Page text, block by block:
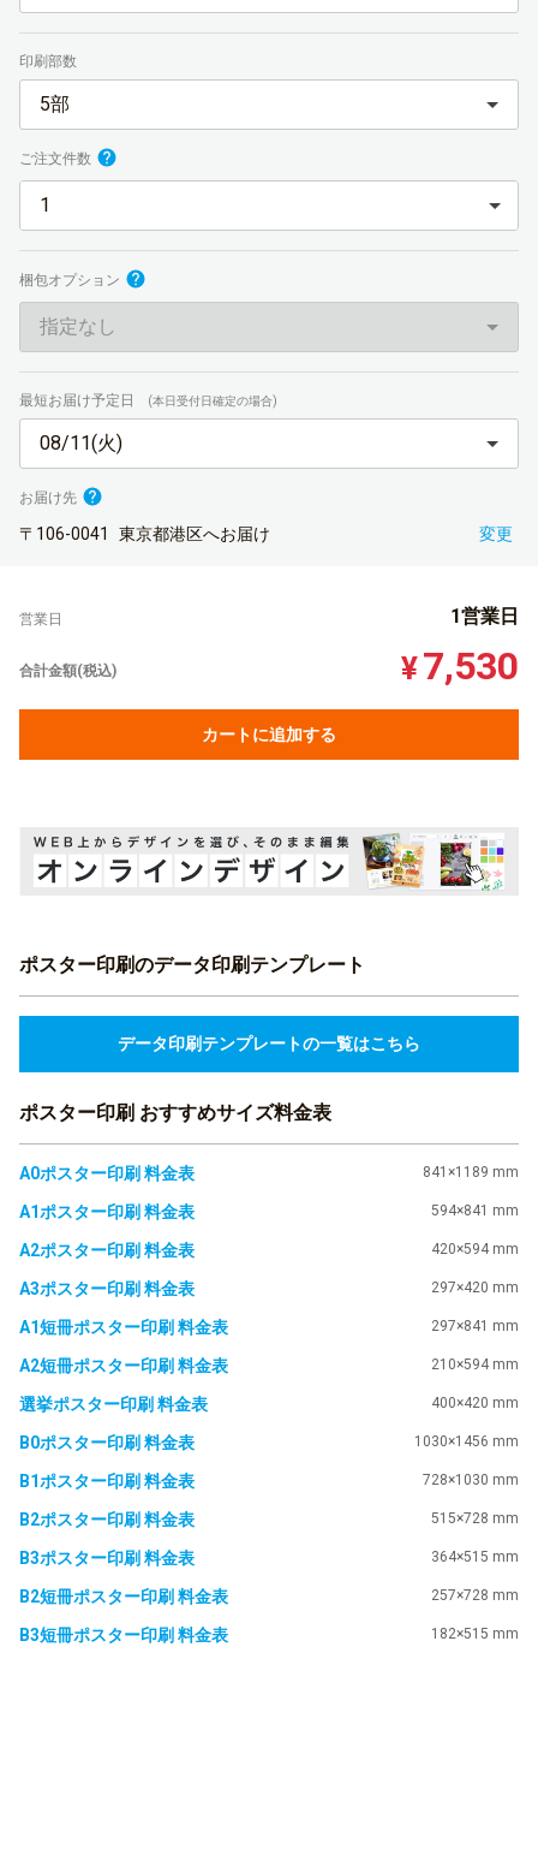
印刷部数
5部
ご注文件数
梱包オプション
指定なし
最短お届け予定日 (本日受付日確定の場合)
08/11(火)
お届け先
〒106-0041 東京都港区へお届け 変更
営業日 1営業日
合計金額(税込) ¥7,530
カートに追加する
ポスター印刷のデータ印刷テンプレート
データ印刷テンプレートの一覧はこちら
ポスター印刷 おすすめサイズ料金表
A0ポスター印刷 料金表 841×1189 mm
A1ポスター印刷 料金表 594×841 mm
A2ポスター印刷 料金表 420×594 mm
A3ポスター印刷 料金表 297×420 mm
A1短冊ポスター印刷 料金表 297×841 mm
A2短冊ポスター印刷 料金表 210×594 mm
選挙ポスター印刷 料金表 400×420 mm
B0ポスター印刷 料金表 1030×1456 mm
B1ポスター印刷 料金表 728×1030 mm
B2ポスター印刷 料金表 515×728 mm
B3ポスター印刷 料金表 364×515 mm
B2短冊ポスター印刷 料金表 257×728 mm
B3短冊ポスター印刷 料金表 182×515 mm